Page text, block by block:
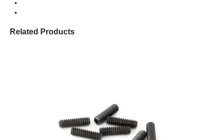
Related Products